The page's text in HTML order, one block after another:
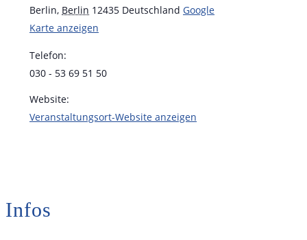
Berlin, Berlin 12435 Deutschland Google
Karte anzeigen
Telefon:
030 - 53 69 51 50
Website:
Veranstaltungsort-Website anzeigen
Infos